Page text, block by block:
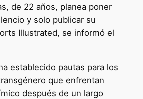
de 22 años, planea poner
y solo publicar su
Illustrated, se informó el
establecido pautas para los
que enfrentan
después de un largo